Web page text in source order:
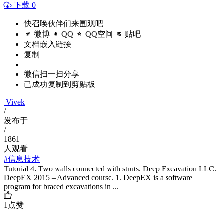
下载 0
快召唤伙伴们来围观吧
微博 QQ QQ空间 贴吧
文档嵌入链接
复制
微信扫一扫分享
已成功复制到剪贴板
Vivek
/
发布于
/
1861
人观看
#信息技术
Tutorial 4: Two walls connected with struts. Deep Excavation LLC.
DeepEX 2015 – Advanced course. 1. DeepEX is a software
program for braced excavations in ...
1点赞